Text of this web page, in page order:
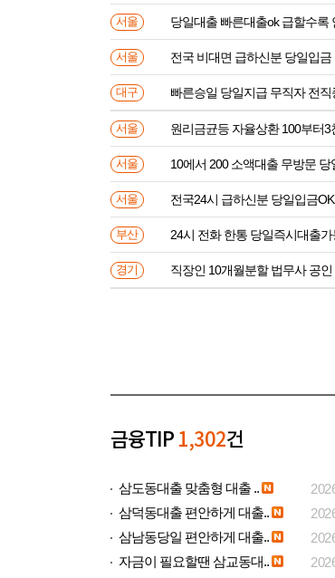
서울 당일대출 빠른대출ok 급할수록
서울
대구 빠른승일 당일지급 무직자 전
서울 원리금균등 자율상환 100부터
서울 10에서 200 소액대출 무방문
서울 전국24시 급하신분 당일입금
부산 24시 전화 한통 당일즉시대출가
경기 직장인 10개월분할 법무사 공
금융TIP 1,302건
삼도동대출 맞춤형 대출 ..
삼덕동대출 편안하게 대출..
삼남동당일 편안하게 대출..
자금이 필요할땐 삼교동대..